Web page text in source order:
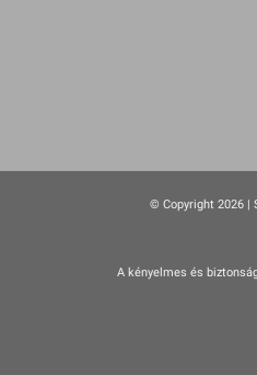
© Copyright 2026 |
A kényelmes és